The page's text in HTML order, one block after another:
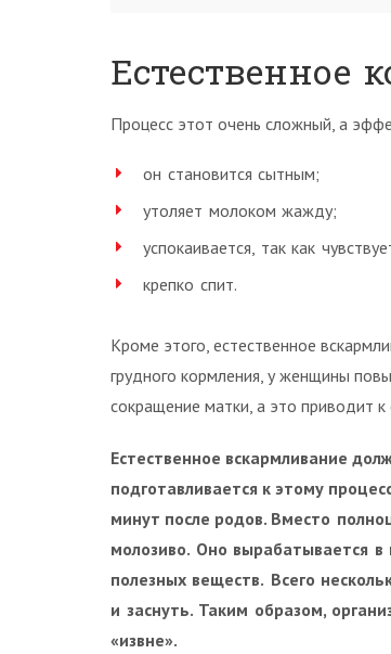
Естественное
Процесс этот очень сложный, а
он становится сытным;
утоляет молоком жажду;
успокаивается, так как
крепко спит.
Кроме этого, естественное
грудного кормления, у женщины
сокращение матки, а это приводит
Естественное вскармливание
подготавливается к этому
минут после родов. Вместо
молозиво. Оно вырабатывается в
полезных веществ. Всего
и заснуть. Таким образом,
«извне».